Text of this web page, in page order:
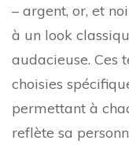
– argent, or, et
à un look
audacieuse. Ces
choisies
permettant à
reflète sa